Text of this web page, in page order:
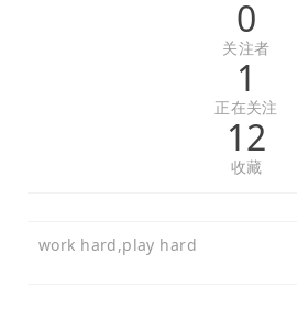
0
关注者
1
正在关注
12
收藏
work hard,play hard